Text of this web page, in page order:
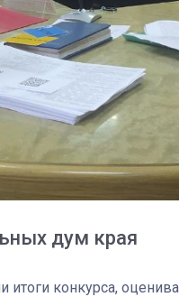
дум края
итоги конкурса,